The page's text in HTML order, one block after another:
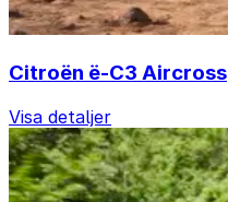
Citroën ë-C3 Aircross
Visa detaljer